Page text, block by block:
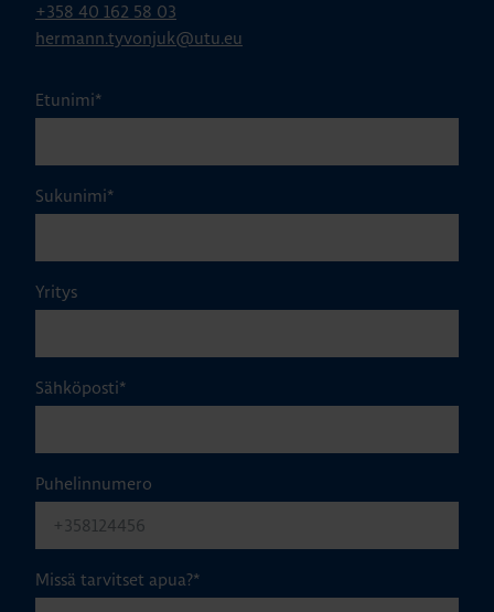
+358 40 162 58 03
hermann.tyvonjuk@utu.eu
Etunimi*
Sukunimi*
Yritys
Sähköposti*
Puhelinnumero
Missä tarvitset apua?*